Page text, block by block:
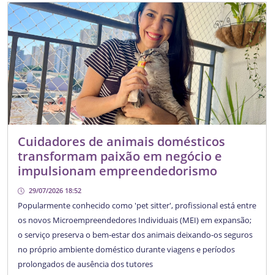
Cuidadores de animais domésticos
transformam paixão em negócio e
impulsionam empreendedorismo
29/07/2026 18:52
Popularmente conhecido como 'pet sitter', profissional está entre
os novos Microempreendedores Individuais (MEI) em expansão;
o serviço preserva o bem-estar dos animais deixando-os seguros
no próprio ambiente doméstico durante viagens e períodos
prolongados de ausência dos tutores